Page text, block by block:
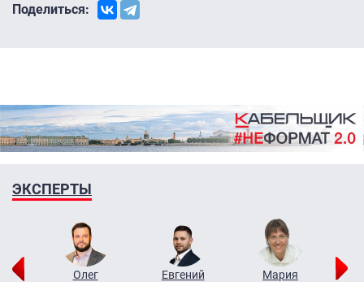
Поделиться:
ЭКСПЕРТЫ
Олег
Евгений
Мария